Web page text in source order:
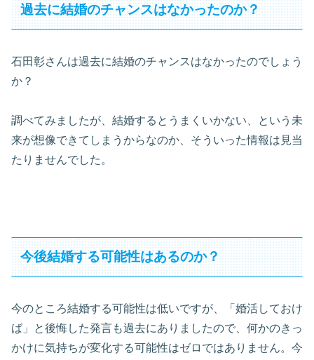
過去に結婚のチャンスはなかったのか？
石田彰さんは過去に結婚のチャンスはなかったのでしょう
か？
調べてみましたが、結婚するとうまくいかない、という未
来が想像できてしまうからなのか、そういった情報は見当
たりませんでした。
今後結婚する可能性はあるのか？
今のところ結婚する可能性は低いですが、「婚活しておけ
ば」と後悔した発言も過去にありましたので、何かのきっ
かけに気持ちが変化する可能性はゼロではありません。今